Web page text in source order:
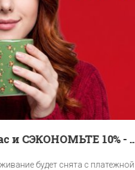
Оплатить сейчас и СЭКОНОМЬТЕ 10% - с завтраком
будет снята с платежной